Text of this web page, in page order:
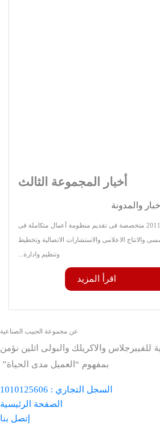
أخبار المجموعة الثالث
تأسست عام 2011 متخصصة فى تقديم منظومة أعمال متكاملة فى
الاعلامى والاستشارات الاتصالية وتخطيط
وتنظيم وادارة...
اقرأ المزيد
عن مجموعة الحبيب الصناعية
والاكريلك والبولى اثلين نؤمن
بمفهوم “العميل مدى الحياة”
السجل التجاري : 1010125606
الصفحة الرئيسية